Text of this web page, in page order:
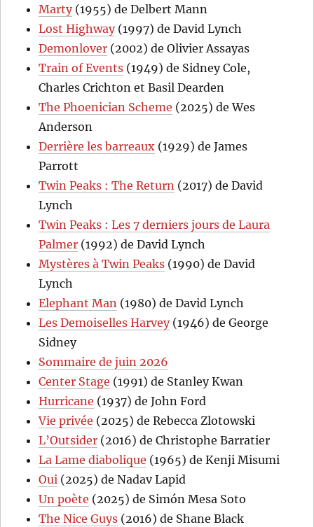
Marty(1955) de Delbert Mann
Lost Highway(1997) de David Lynch
Demonlover (2002) de Olivier Assayas
Train of Events (1949) de Sidney Cole,
Charles Crichton et Basil Dearden
The Phoenician Scheme (2025) de Wes
Anderson
Derrière les barreaux (1929) de James
Parrott
Twin Peaks : The Return (2017) de David
Lynch
Twin Peaks : Les 7 derniers jours de Laura
Palmer (1992) de David Lynch
Mystères à Twin Peaks (1990) de David
Lynch
Elephant Man (1980) de David Lynch
Les Demoiselles Harvey(1946) de George
Sidney
Sommaire de juin 2026
Center Stage (1991) de Stanley Kwan
Hurricane (1937) de John Ford
Vie privée (2025) de Rebecca Zlotowski
L’Outsider (2016) de Christophe Barratier
La Lame diabolique (1965) de Kenji Misumi
Oui (2025) de Nadav Lapid
Un poète (2025) de Simón Mesa Soto
The Nice Guys (2016) de Shane Black